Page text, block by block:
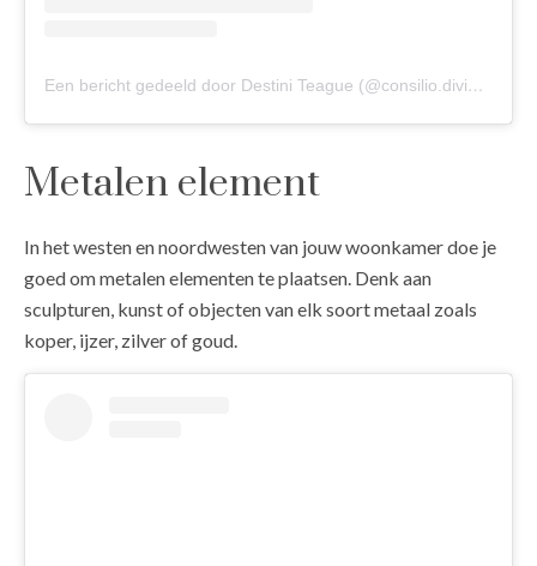
Een bericht gedeeld door Destini Teague (@consilio.divinus)
Metalen element
In het westen en noordwesten van jouw woonkamer doe je
goed om metalen elementen te plaatsen. Denk aan
sculpturen, kunst of objecten van elk soort metaal zoals
koper, ijzer, zilver of goud.